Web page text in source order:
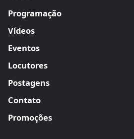
Programação
Vídeos
Eventos
Locutores
Postagens
Contato
Promoções